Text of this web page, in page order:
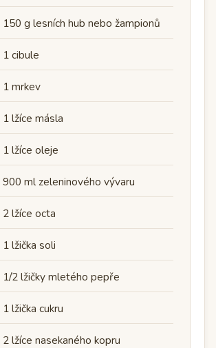
150 g lesních hub nebo žampionů
1 cibule
1 mrkev
1 lžíce másla
1 lžíce oleje
900 ml zeleninového vývaru
2 lžíce octa
1 lžička soli
1/2 lžičky mletého pepře
1 lžička cukru
2 lžíce nasekaného kopru